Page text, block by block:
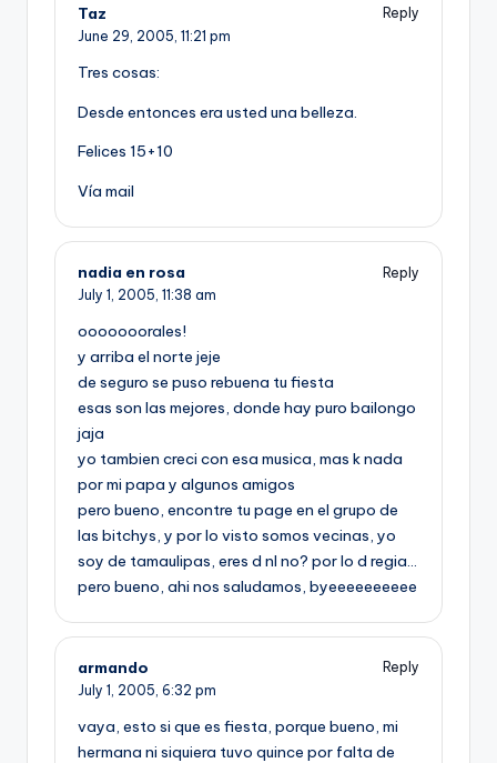
Taz
Reply
June 29, 2005, 11:21 pm
Tres cosas:
Desde entonces era usted una belleza.
Felices 15+10
Ví­a mail
nadia en rosa
Reply
July 1, 2005, 11:38 am
ooooooorales!
y arriba el norte jeje
de seguro se puso rebuena tu fiesta
esas son las mejores, donde hay puro bailongo
jaja
yo tambien creci con esa musica, mas k nada
por mi papa y algunos amigos
pero bueno, encontre tu page en el grupo de
las bitchys, y por lo visto somos vecinas, yo
soy de tamaulipas, eres d nl no? por lo d regia…
pero bueno, ahi nos saludamos, byeeeeeeeeee
armando
Reply
July 1, 2005, 6:32 pm
vaya, esto si que es fiesta, porque bueno, mi
hermana ni siquiera tuvo quince por falta de